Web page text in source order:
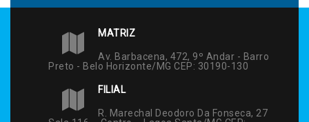
MATRIZ
Av. Barbacena, 472, 9º Andar - Barro
Preto - Belo Horizonte/MG CEP: 30190-130
FILIAL
R. Marechal Deodoro Da Fonseca, 27